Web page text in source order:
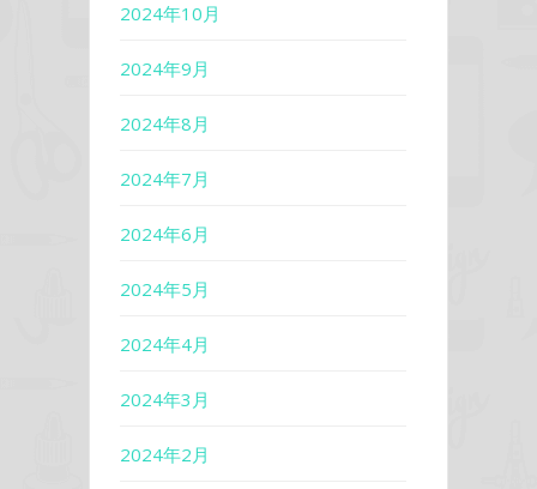
2024年10月
2024年9月
2024年8月
2024年7月
2024年6月
2024年5月
2024年4月
2024年3月
2024年2月